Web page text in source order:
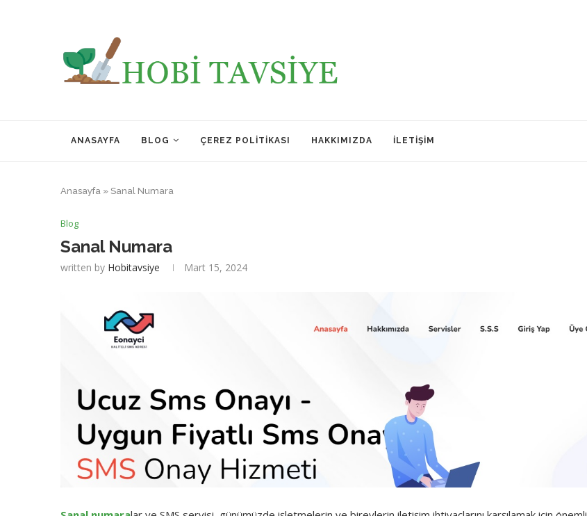
ANASAYFA BLOG ÇEREZ POLITIKASI HAKKIMIZDA İLETIŞIM
Anasayfa » Sanal Numara
Blog
Sanal Numara
written by Hobitavsiye Mart 15, 2024